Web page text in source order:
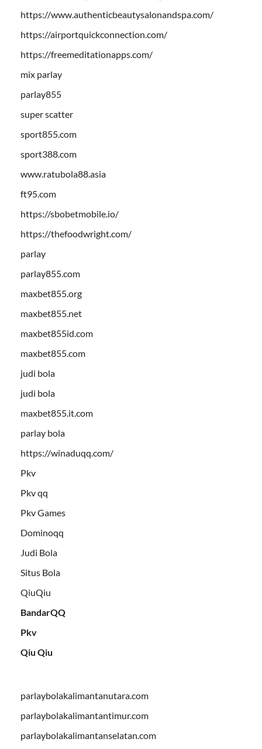
https://www.authenticbeautysalonandspa.com/
https://airportquickconnection.com/
https://freemeditationapps.com/
mix parlay
parlay855
super scatter
sport855.com
sport388.com
www.ratubola88.asia
ft95.com
https://sbobetmobile.io/
https://thefoodwright.com/
parlay
parlay855.com
maxbet855.org
maxbet855.net
maxbet855id.com
maxbet855.com
judi bola
judi bola
maxbet855.it.com
parlay bola
https://winaduqq.com/
Pkv
Pkv qq
Pkv Games
Dominoqq
Judi Bola
Situs Bola
QiuQiu
BandarQQ
Pkv
Qiu Qiu
parlaybolakalimantanutara.com
parlaybolakalimantantimur.com
parlaybolakalimantanselatan.com